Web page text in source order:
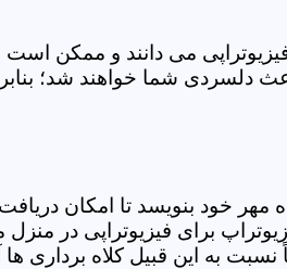
می دانند و ممکن است
دلسردی شما خواهند شد؛
مهر خود بنویسد تا امکان
برای فیزیوتراپی در منزل
به این قبیل کلاه برداری ها